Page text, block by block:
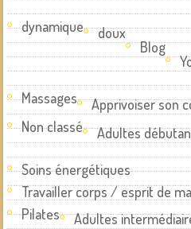
dynamique
doux
Blog
Massages
Apprivoiser son
Non classé
Adultes
Soins énergétiques
Travailler corps / esprit de
Pilates
Adultes